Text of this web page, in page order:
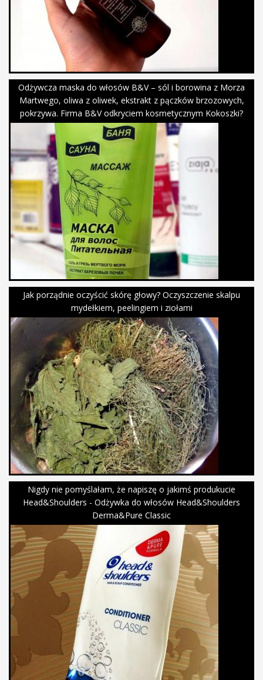
Odżywcza maska do włosów B&V – sól i borowina z Morza
Martwego, oliwa z oliwek, ekstrakt z pączków brzozowych,
pokrzywa. Firma B&V odkryciem kosmetycznym Kokoszki?
Jak porządnie oczyścić skórę głowy? Oczyszczenie skalpu
mydełkiem, peelingiem i ziołami
Nigdy nie pomyślałam, że napiszę o jakimś produkucie
Head&Shoulders - Odżywka do włosów Head&Shoulders
Derma&Pure Classic